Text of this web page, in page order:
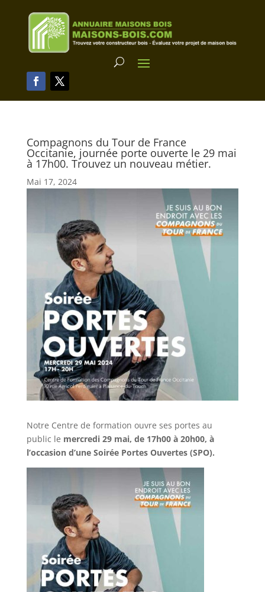
Compagnons du Tour de France
Occitanie, journée porte ouverte le 29 mai
à 17h00. Trouvez un nouveau métier.
Mai 17, 2024
Notre Centre de formation ouvre ses portes au
public le mercredi 29 mai, de 17h00 à 20h00, à
l’occasion d’une Soirée Portes Ouvertes(SPO).